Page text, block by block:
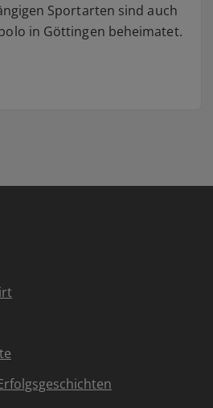
Sportarten sind auch
in Göttingen beheimatet.